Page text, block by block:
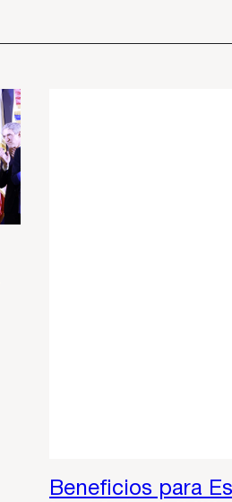
Beneficios para